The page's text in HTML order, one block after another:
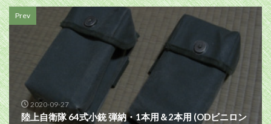
Prev
2020-09-27
陸上自衛隊 64式小銃 弾納・1本用＆2本用 (ODビニロン